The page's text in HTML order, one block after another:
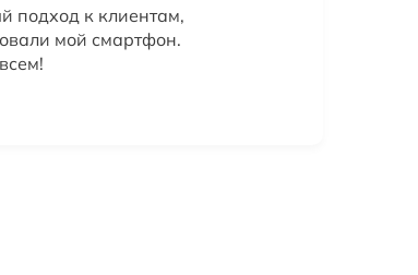
подход к клиентам,
мой смартфон.